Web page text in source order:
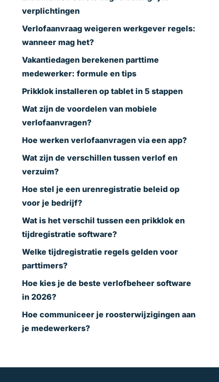
verplichtingen
Verlofaanvraag weigeren werkgever regels:
wanneer mag het?
Vakantiedagen berekenen parttime
medewerker: formule en tips
Prikklok installeren op tablet in 5 stappen
Wat zijn de voordelen van mobiele
verlofaanvragen?
Hoe werken verlofaanvragen via een app?
Wat zijn de verschillen tussen verlof en
verzuim?
Hoe stel je een urenregistratie beleid op
voor je bedrijf?
Wat is het verschil tussen een prikklok en
tijdregistratie software?
Welke tijdregistratie regels gelden voor
parttimers?
Hoe kies je de beste verlofbeheer software
in 2026?
Hoe communiceer je roosterwijzigingen aan
je medewerkers?